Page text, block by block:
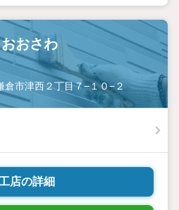
おさわ
市津西２丁目７−１０−２
店の詳細